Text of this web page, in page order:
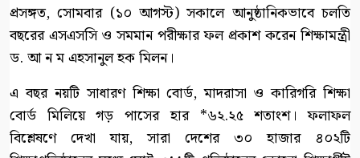
প্রসঙ্গত, সোমবার (১০ আগস্ট) সকালে আনুষ্ঠানিকভাবে চলতি
বছরের এসএসসি ও সমমান পরীক্ষার ফল প্রকাশ করেন শিক্ষামন্ত্রী
ড. আ ন ম এহসানুল হক মিলন।
এ বছর নয়টি সাধারণ শিক্ষা বোর্ড, মাদরাসা ও কারিগরি শিক্ষা
বোর্ড মিলিয়ে গড় পাসের হার *৬২.২৫ শতাংশ। ফলাফল
বিশ্লেষণে দেখা যায়, সারা দেশের ৩০ হাজার ৪০২টি